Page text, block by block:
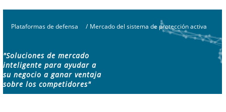
Plataformas de defensa / Mercado del sistema de protección activa
"Soluciones de mercado
inteligente para ayudar a
su negocio a ganar ventaja
sobre los competidores"